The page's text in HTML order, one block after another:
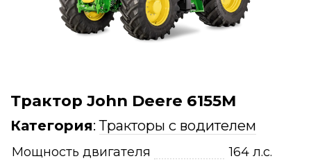
Трактор John Deere 6155M
Категория:Тракторы с водителем
Мощность двигателя
164 л.с.